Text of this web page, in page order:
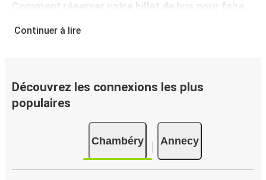
Comment réserver votre billet de bus pour faire
Annecy en ligne, vous pouvez choisir entre différents
modes de paiement sécurisés : carte bancaire, PayPal,
Google Pay ou encore Apple Pay. Vous pouvez également
payer en espèces (dans un point de vente ou lorsque vous
montez à bord du bus).
Continuer à lire
Découvrez les connexions les plus
populaires
Chambéry Annecy